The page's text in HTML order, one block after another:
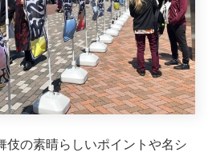
伎の素晴らしいポイントや名シ